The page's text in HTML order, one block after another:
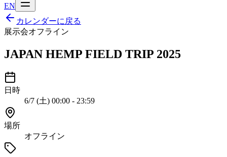
EN
カレンダーに戻る
展示会オフライン
JAPAN HEMP FIELD TRIP 2025
日時
6/7 (土) 00:00 - 23:59
場所
オフライン